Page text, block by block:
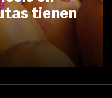
tienen